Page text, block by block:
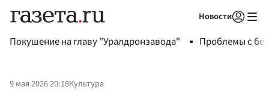
Новости
Покушение на главу "Уралдронзавода" Проблемы с
9 мая 2026 20:18Культура